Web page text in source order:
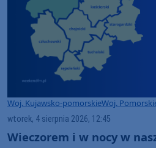
Woj. Kujawsko-pomorskieWoj.
wtorek, 4 sierpnia 2026, 12:45
Wieczorem i w nocy w